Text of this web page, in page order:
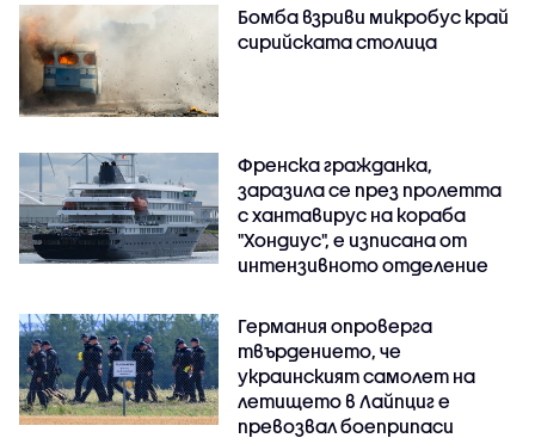
Бомба взриви микробус край
сирийската столица
Френска гражданка,
заразила се през пролетта
с хантавирус на кораба
"Хондиус", е изписана от
интензивното отделение
Германия опроверга
твърдението, че
украинският самолет на
летището в Лайпциг е
превозвал боеприпаси